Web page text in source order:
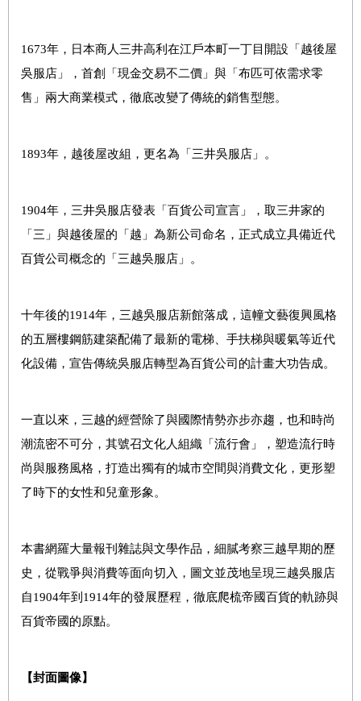
1673年，日本商人三井高利在江戶本町一丁目開設「越後屋
吳服店」，首創「現金交易不二價」與「布匹可依需求零
售」兩大商業模式，徹底改變了傳統的銷售型態。
1893年，越後屋改組，更名為「三井吳服店」。
1904年，三井吳服店發表「百貨公司宣言」，取三井家的
「三」與越後屋的「越」為新公司命名，正式成立具備近代
百貨公司概念的「三越吳服店」。
十年後的1914年，三越吳服店新館落成，這幢文藝復興風格
的五層樓鋼筋建築配備了最新的電梯、手扶梯與暖氣等近代
化設備，宣告傳統吳服店轉型為百貨公司的計畫大功告成。
一直以來，三越的經營除了與國際情勢亦步亦趨，也和時尚
潮流密不可分，其號召文化人組織「流行會」，塑造流行時
尚與服務風格，打造出獨有的城市空間與消費文化，更形塑
了時下的女性和兒童形象。
本書網羅大量報刊雜誌與文學作品，細膩考察三越早期的歷
史，從戰爭與消費等面向切入，圖文並茂地呈現三越吳服店
自1904年到1914年的發展歷程，徹底爬梳帝國百貨的軌跡與
百貨帝國的原點。
【封面圖像】